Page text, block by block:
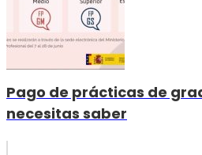
Pago de prácticas de
necesitas saber